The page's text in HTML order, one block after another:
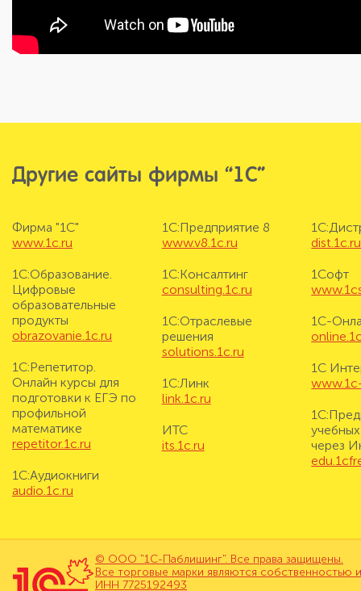
Другие сайты фирмы “1С”
Фирма "1С"
www.1c.ru
1С:Образование.
Цифровые
образовательные
продукты
obrazovanie.1c.ru
1С:Репетитор.
Онлайн курсы для
подготовки к ЕГЭ по
профильной
математике
repetitor.1c.ru
1С:Аудиокниги
audio.1c.ru
1С:Предприятие 8
www.v8.1c.ru
1С:Консалтинг
consulting.1c.ru
1С:Отраслевые
решения
solutions.1c.ru
1С:Линк
link.1c.ru
ИТС
its.1c.ru
dist.1c.ru
1Софт
1С-
1С
через
© ООО "1С-Паблишинг". Все права защищены.
Все торговые марки являются собственностью
ИНН 7725192493